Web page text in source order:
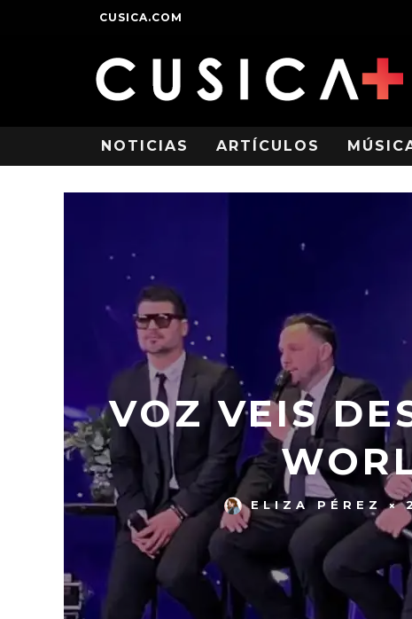
CUSICA.COM
NOTICIAS ARTÍCULOS
VOZ VEIS
ELIZA PÉREZ